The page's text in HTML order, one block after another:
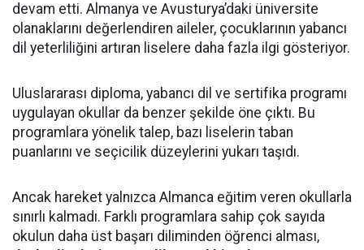
devam etti. Almanya ve Avusturya’daki üniversite
olanaklarını değerlendiren aileler, çocuklarının yabancı
dil yeterliliğini artıran liselere daha fazla ilgi gösteriyor.
Uluslararası diploma, yabancı dil ve sertifika programı
uygulayan okullar da benzer şekilde öne çıktı. Bu
programlara yönelik talep, bazı liselerin taban
puanlarını ve seçicilik düzeylerini yukarı taşıdı.
Ancak hareket yalnızca Almanca eğitim veren okullarla
sınırlı kalmadı. Farklı programlara sahip çok sayıda
okulun daha üst başarı diliminden öğrenci alması,